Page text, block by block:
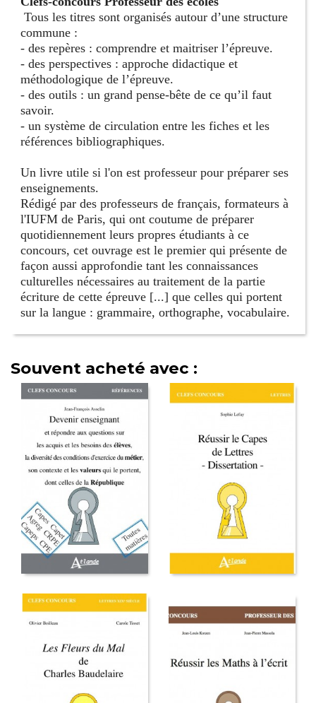
Tous les titres sont organisés autour d’une structure
commune :
- des repères : comprendre et maitriser l’épreuve.
- des perspectives : approche didactique et
méthodologique de l’épreuve.
- des outils : un grand pense-bête de ce qu’il faut
savoir.
- un système de circulation entre les fiches et les
références bibliographiques.
Un livre utile si l'on est professeur pour préparer ses
enseignements.
Rédigé par des professeurs de français, formateurs à
l'IUFM de Paris, qui ont coutume de préparer
quotidiennement leurs propres étudiants à ce
concours, cet ouvrage est le premier qui présente de
façon aussi approfondie tant les connaissances
culturelles nécessaires au traitement de la partie
écriture de cette épreuve [...] que celles qui portent
sur la langue : grammaire, orthographe, vocabulaire.
Souvent acheté avec :